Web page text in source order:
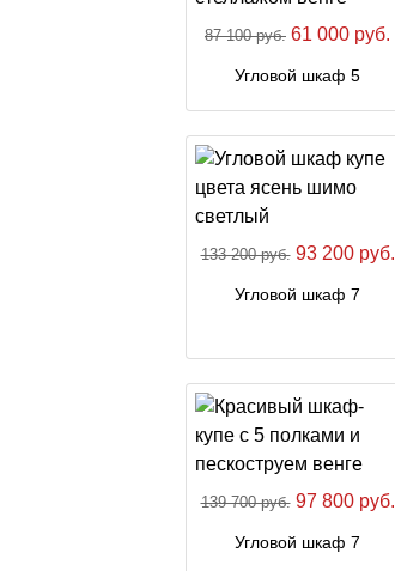
87 100 руб. 61 000 руб.
Угловой шкаф 5
133 200 руб.93 200 руб.
Угловой шкаф 7
139 700 руб.97 800 руб.
Угловой шкаф 7